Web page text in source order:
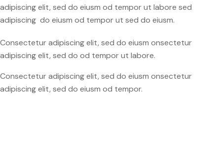
adipiscing elit, sed do eiusm od tempor ut labore sed
adipiscing do eiusm od tempor ut sed do eiusm.
Consectetur adipiscing elit, sed do eiusm onsectetur
adipiscing elit, sed do od tempor ut labore.
Consectetur adipiscing elit, sed do eiusm onsectetur
adipiscing elit, sed do eiusm od tempor.